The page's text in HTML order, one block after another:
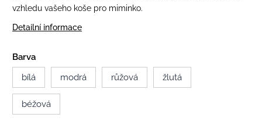
vzhledu vašeho koše pro miminko.
Detailní informace
Barva
bílá
modrá růžová žlutá
béžová